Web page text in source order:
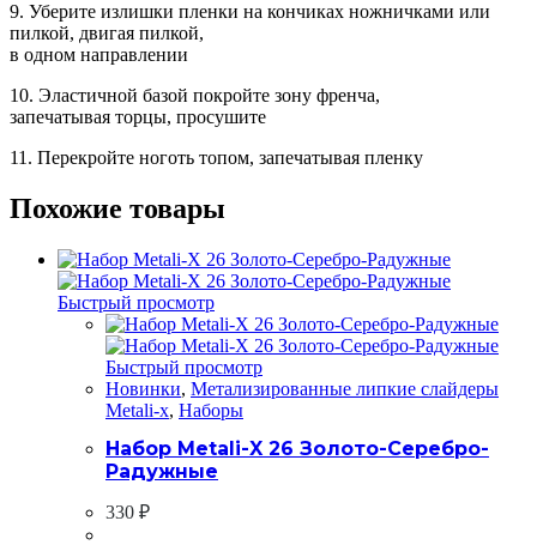
9. Уберите излишки пленки на кончиках ножничками или
пилкой, двигая пилкой,
в одном направлении
10. Эластичной базой покройте зону френча,
запечатывая торцы, просушите
11. Перекройте ноготь топом, запечатывая пленку
Похожие товары
Быстрый просмотр
Быстрый просмотр
Новинки, Метализированные липкие слайдеры
Metali-x, Наборы
Набор Metali-X 26 Золото-Серебро-
Радужные
330 ₽